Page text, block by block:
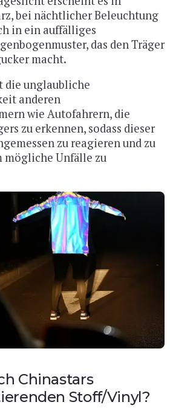
bei nächtlicher Beleuchtung
in ein auffälliges
das den Träger
macht.
unglaubliche
anderen
wie Autofahrern, die
zu erkennen, sodass dieser
zu reagieren und zu
mögliche Unfälle zu
Chinastars
Stoff/Vinyl?